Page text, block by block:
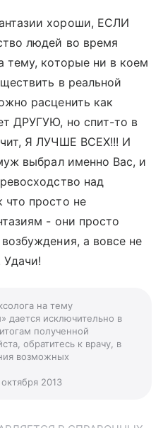
хороши, ЕСЛИ
людей во время
тему, которые ни в коем
в реальной
расценить как
ДРУГУЮ, но спит-то в
Я ЛУЧШЕ ВСЕХ!!! И
выбрал именно Вас, и
над
просто не
- они просто
а вовсе не
Удачи!
на тему
дается исключительно в
полученной
обратитесь к врачу, в
возможных
2013